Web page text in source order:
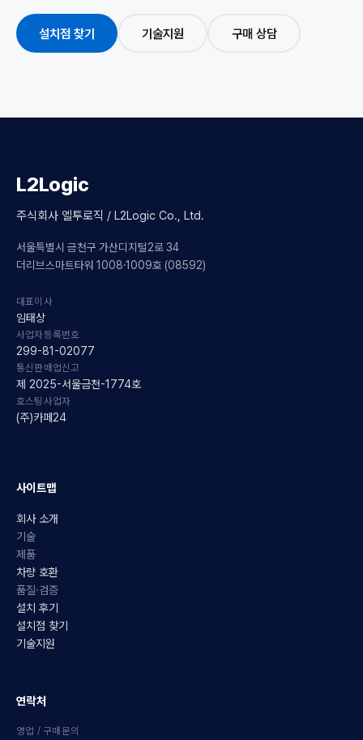
설치점 찾기 기술지원 구매 상담
L2Logic
주식회사 엘투로직 / L2Logic Co., Ltd.
서울특별시 금천구 가산디지털2로 34
더리브스마트타워 1008·1009호 (08592)
대표이사
임태상
사업자등록번호
299-81-02077
통신판매업신고
제 2025-서울금천-1774호
호스팅사업자
(주)카페24
사이트맵
회사 소개
기술
제품
차량 호환
품질·검증
설치 후기
설치점 찾기
기술지원
연락처
영업 / 구매문의